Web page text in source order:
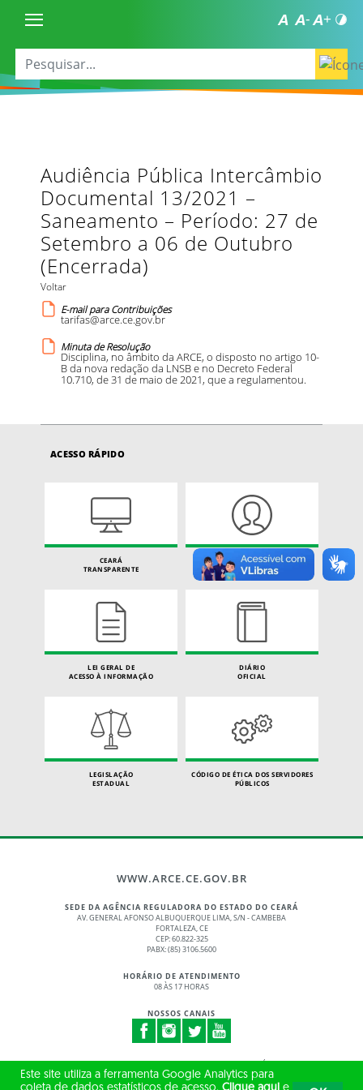
Audiência Pública Intercâmbio
Documental 13/2021 –
Saneamento – Período: 27 de
Setembro a 06 de Outubro
(Encerrada)
Voltar
E-mail para Contribuições
tarifas@arce.ce.gov.br
Minuta de Resolução
Disciplina, no âmbito da ARCE, o disposto no artigo 10-
B da nova redação da LNSB e no Decreto Federal
10.710, de 31 de maio de 2021, que a regulamentou.
ACESSO RÁPIDO
CEARÁ
TRANSPARENTE
CARTA DE SERVIÇOS
DO CIDADÃO
LEI GERAL DE
ACESSO À INFORMAÇÃO
DIÁRIO
OFICIAL
LEGISLAÇÃO
ESTADUAL
CÓDIGO DE ÉTICA DOS SERVIDORES
PÚBLICOS
WWW.ARCE.CE.GOV.BR
SEDE DA AGÊNCIA REGULADORA DO ESTADO DO CEARÁ
AV. GENERAL AFONSO ALBUQUERQUE LIMA, S/N - CAMBEBA
FORTALEZA, CE
CEP: 60.822-325
PABX: (85) 3106.5600
HORÁRIO DE ATENDIMENTO
08 ÀS 17 HORAS
NOSSOS CANAIS
© 2017 - 2026 – GOVERNO DO ESTADO DO CEARÁ
TODOS OS DIREITOS RESERVADOS
Este site utiliza a ferramenta Google Analytics para